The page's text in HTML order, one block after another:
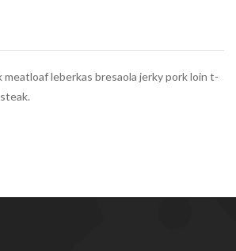
meatloaf leberkas bresaola jerky pork loin t-